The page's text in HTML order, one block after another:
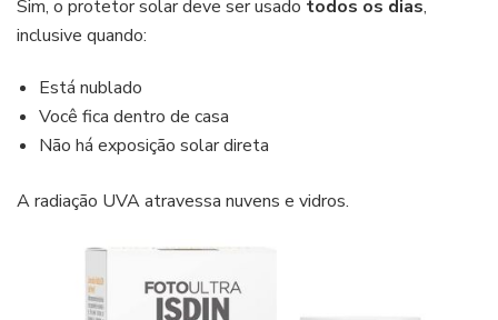
Sim, o protetor solar deve ser usado todos os dias,
inclusive quando:
Está nublado
Você fica dentro de casa
Não há exposição solar direta
A radiação UVA atravessa nuvens e vidros.